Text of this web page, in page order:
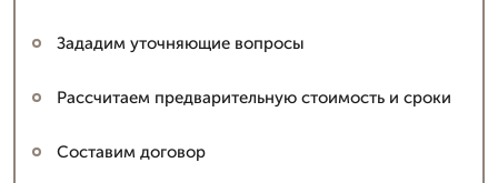
Зададим уточняющие вопросы
Рассчитаем предварительную стоимость и сроки
Составим договор